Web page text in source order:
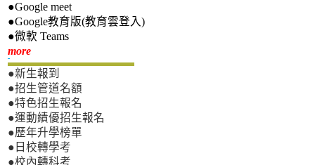
●Google meet
●Google教育版(教育雲登入)
●微軟 Teams
more新生專區
●新生報到
●招生管道名額
●特色招生報名
●運動績優招生報名
●歷年升學榜單
●日校轉學考
●校內轉科考